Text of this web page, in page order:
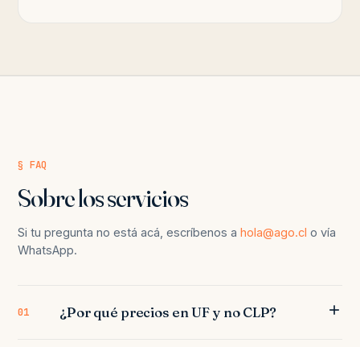
§ FAQ
Sobre los servicios
Si tu pregunta no está acá, escríbenos ahola@ago.cl o vía
WhatsApp.
01 ¿Por qué precios en UF y no CLP?